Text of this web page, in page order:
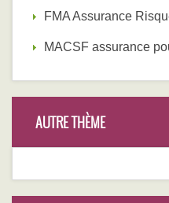
FMA Assurance
MACSF assurance
AUTRE THÈME